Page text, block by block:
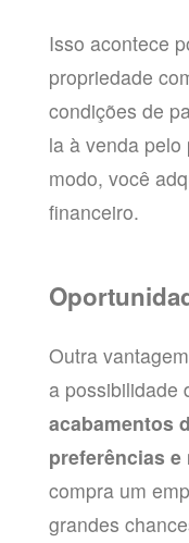
Isso acontece
propriedade
condições de
la à venda pelo
modo, você
financeiro.
Outra
a possibilidade
acabamentos
preferências e
compra um
grandes